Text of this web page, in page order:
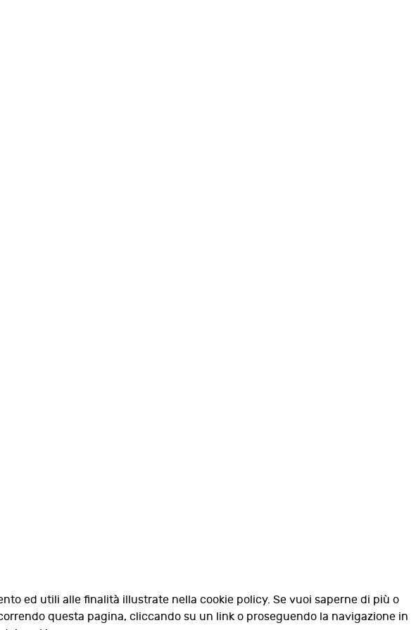
ed utili alle finalità illustrate nella cookie policy. Se vuoi saperne di più o
questa pagina, cliccando su un link o proseguendo la navigazione in